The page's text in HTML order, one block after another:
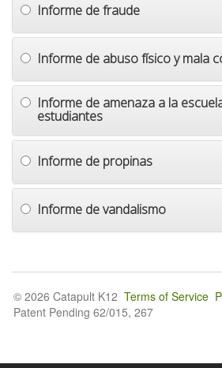
Informe de fraude
Informe de abuso físico y mala
Informe de amenaza a la
estudiantes
Informe de propinas
Informe de vandalismo
© 2026 Catapult K12 Terms of Service
Patent Pending 62/015, 267